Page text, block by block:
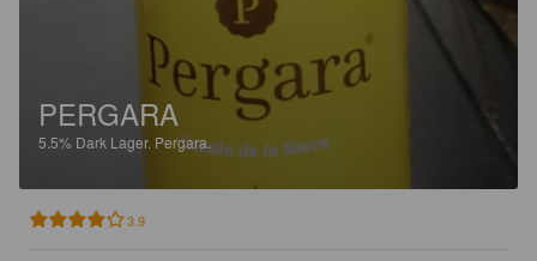
PERGARA
5.5% Dark Lager. Pergara.
3.9